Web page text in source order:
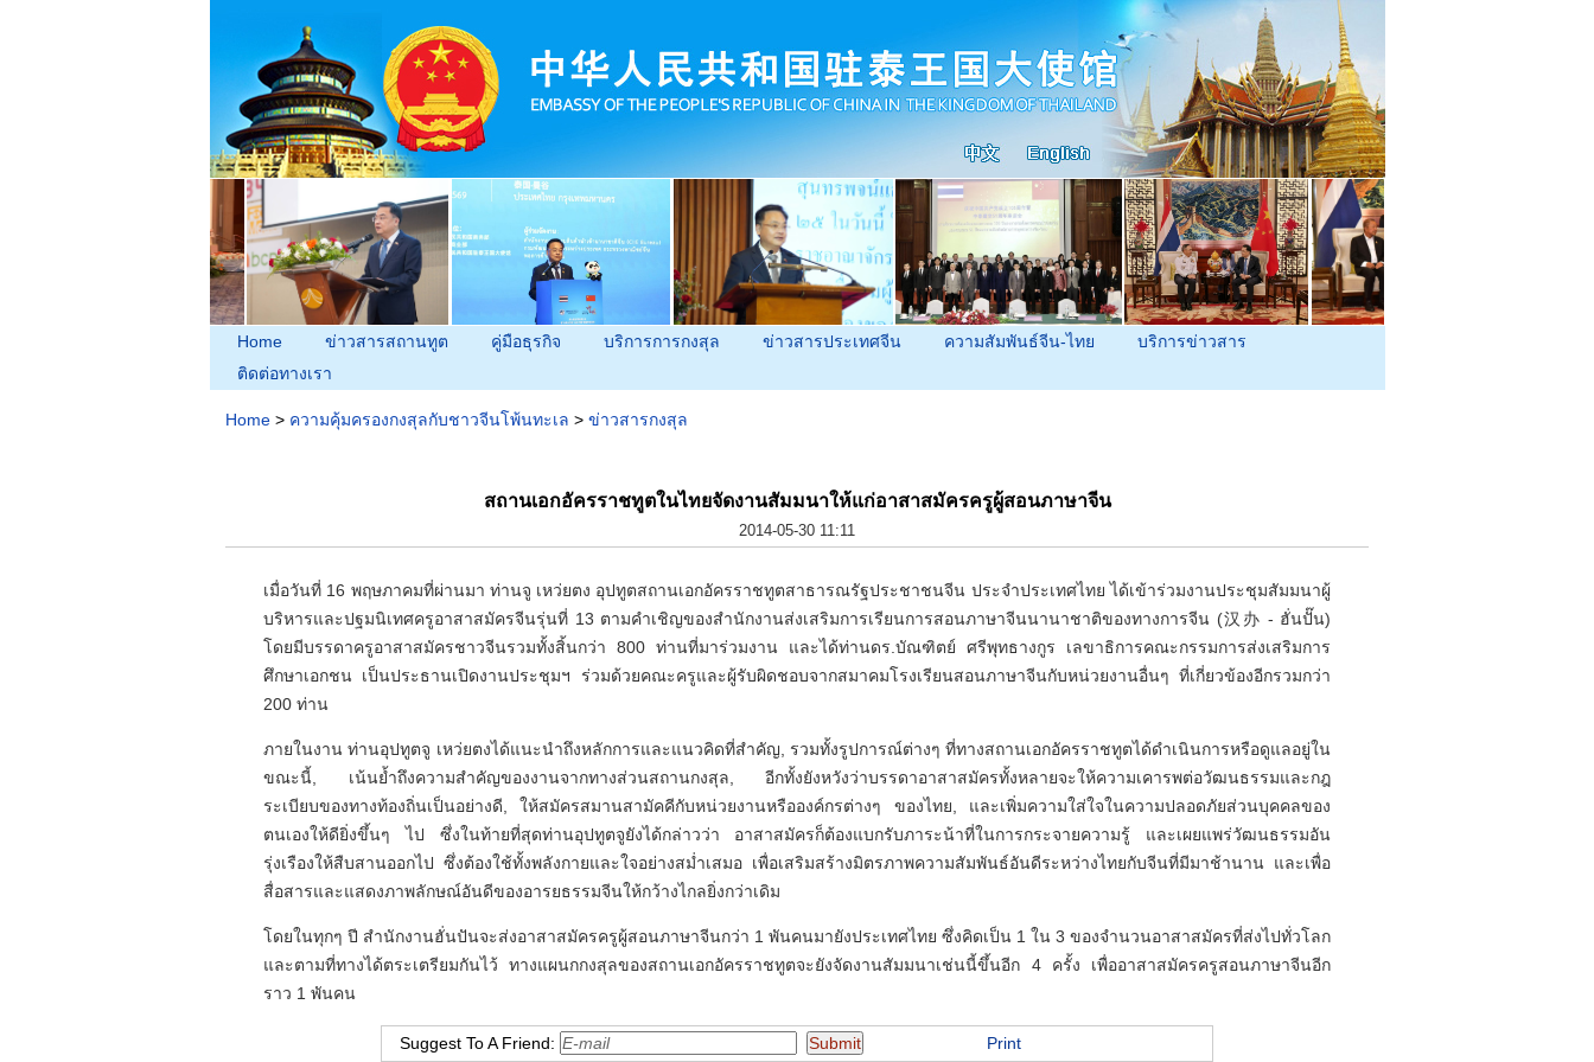
Home ข่าวสารสถานทูต คู่มือธุรกิจ บริการการกงสุล ข่าวสารประเทศจีน ความสัมพันธ์จีน-ไทย
บริการข่าวสาร
ติดต่อทางเรา
Home > ความคุ้มครองกงสุลกับชาวจีนโพ้นทะเล > ข่าวสารกงสุล
สถานเอกอัครราชทูตในไทยจัดงานสัมมนาให้แก่อาสาสมัครครูผู้สอนภาษาจีน
2014-05-30 11:11
เมื่อวันที่ 16 พฤษภาคมที่ผ่านมา ท่านจู เหว่ยตง อุปทูตสถานเอกอัครราชทูตสาธารณรัฐประชาชนจีน ประจำประเทศไทย ได้เข้าร่วมงานประชุมสัมมนาผู้
บริหารและปฐมนิเทศครูอาสาสมัครจีนรุ่นที่ 13 ตามคำเชิญของสำนักงานส่งเสริมการเรียนการสอนภาษาจีนนานาชาติของทางการจีน (汉办 - ฮั่นปั๊น)
โดยมีบรรดาครูอาสาสมัครชาวจีนรวมทั้งสิ้นกว่า 800 ท่านที่มาร่วมงาน และได้ท่านดร.บัณฑิตย์ ศรีพุทธางกูร เลขาธิการคณะกรรมการส่งเสริมการ
ศึกษาเอกชน เป็นประธานเปิดงานประชุมฯ ร่วมด้วยคณะครูและผู้รับผิดชอบจากสมาคมโรงเรียนสอนภาษาจีนกับหน่วยงานอื่นๆ ที่เกี่ยวข้องอีกรวมกว่า
200 ท่าน
ภายในงาน ท่านอุปทูตจู เหว่ยตงได้แนะนำถึงหลักการและแนวคิดที่สำคัญ, รวมทั้งรูปการณ์ต่างๆ ที่ทางสถานเอกอัครราชทูตได้ดำเนินการหรือดูแลอยู่ใน
ขณะนี้, เน้นย้ำถึงความสำคัญของงานจากทางส่วนสถานกงสุล, อีกทั้งยังหวังว่าบรรดาอาสาสมัครทั้งหลายจะให้ความเคารพต่อวัฒนธรรมและกฎ
ระเบียบของทางท้องถิ่นเป็นอย่างดี, ให้สมัครสมานสามัคคีกับหน่วยงานหรือองค์กรต่างๆ ของไทย, และเพิ่มความใส่ใจในความปลอดภัยส่วนบุคคลของ
ตนเองให้ดียิ่งขึ้นๆ ไป ซึ่งในท้ายที่สุดท่านอุปทูตจูยังได้กล่าวว่า อาสาสมัครก็ต้องแบกรับภาระน้าที่ในการกระจายความรู้ และเผยแพร่วัฒนธรรมอัน
รุ่งเรืองให้สืบสานออกไป ซึ่งต้องใช้ทั้งพลังกายและใจอย่างสม่ำเสมอ เพื่อเสริมสร้างมิตรภาพความสัมพันธ์อันดีระหว่างไทยกับจีนที่มีมาช้านาน และเพื่อ
สื่อสารและแสดงภาพลักษณ์อันดีของอารยธรรมจีนให้กว้างไกลยิ่งกว่าเดิม
โดยในทุกๆ ปี สำนักงานฮั่นปันจะส่งอาสาสมัครครูผู้สอนภาษาจีนกว่า 1 พันคนมายังประเทศไทย ซึ่งคิดเป็น 1 ใน 3 ของจำนวนอาสาสมัครที่ส่งไปทั่วโลก
และตามที่ทางได้ตระเตรียมกันไว้ ทางแผนกกงสุลของสถานเอกอัครราชทูตจะยังจัดงานสัมมนาเช่นนี้ขึ้นอีก 4 ครั้ง เพื่ออาสาสมัครครูสอนภาษาจีนอีก
ราว 1 พันคน
Suggest To A Friend: Print